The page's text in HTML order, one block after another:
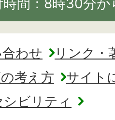
わせ
リンク・
考え方
サイト
ビリティ